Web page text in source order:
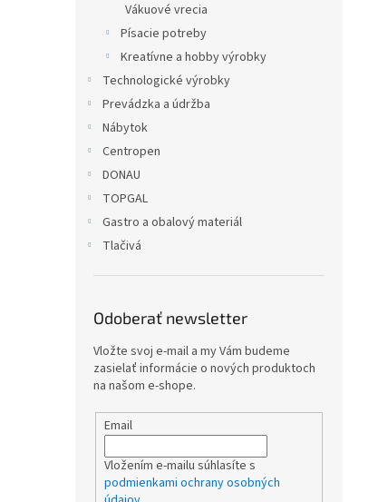
Vákuové vrecia
Písacie potreby
Kreatívne a hobby výrobky
Technologické výrobky
Prevádzka a údržba
Nábytok
Centropen
DONAU
TOPGAL
Gastro a obalový materiál
Tlačivá
Odoberať newsletter
Vložte svoj e-mail a my Vám budeme
zasielať informácie o nových produktoch
na našom e-shope.
Email
Vložením e-mailu súhlasíte s
podmienkami ochrany osobných